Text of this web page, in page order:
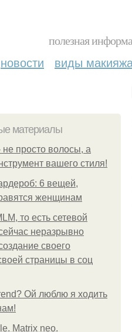
полезная
новости виды
материалы
не просто волосы, а
вашего стиля!
6 вещей,
женщинам
то есть сетевой
неразрывно
своего
страницы в соц
Ой люблю я ходить
Matrix neo.